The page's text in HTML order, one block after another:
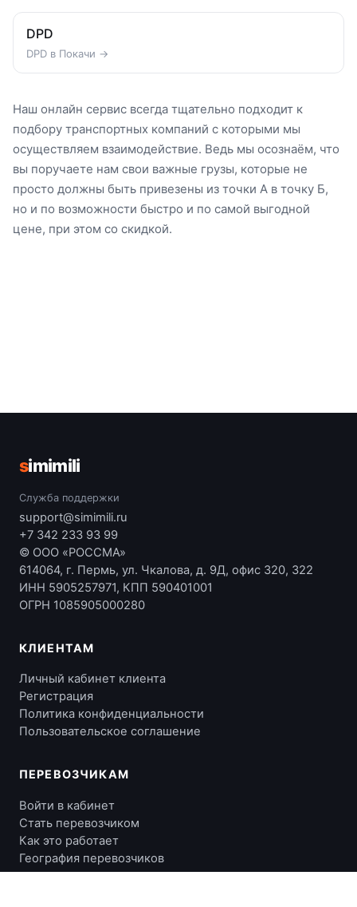
DPD
DPD в Покачи →
Наш онлайн сервис всегда тщательно подходит к
подбору транспортных компаний с которыми мы
осуществляем взаимодействие. Ведь мы осознаём, что
вы поручаете нам свои важные грузы, которые не
просто должны быть привезены из точки А в точку Б,
но и по возможности быстро и по самой выгодной
цене, при этом со скидкой.
simimili
Служба поддержки
support@simimili.ru
+7 342 233 93 99
© ООО «РОССМА»
614064, г. Пермь, ул. Чкалова, д. 9Д, офис 320, 322
ИНН 5905257971, КПП 590401001
ОГРН 1085905000280
КЛИЕНТАМ
Личный кабинет клиента
Регистрация
Политика конфиденциальности
Пользовательское соглашение
ПЕРЕВОЗЧИКАМ
Войти в кабинет
Стать перевозчиком
Как это работает
География перевозчиков